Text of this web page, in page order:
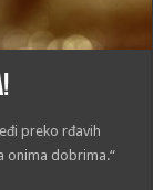
preko rđavih
onima dobrima.“